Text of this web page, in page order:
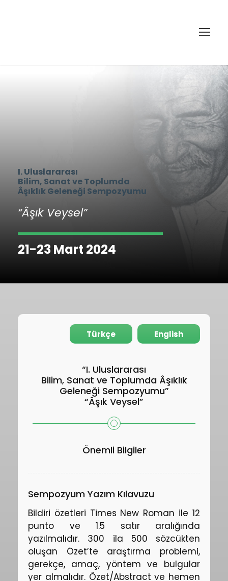
I. Uluslararası
Bilim, Sanat ve Toplumda
Âşıklık Geleneği Sempozyumu
“Âşık Veysel”
21-23 Mart 2024
Türkçe English
“I. Uluslararası
Bilim, Sanat ve Toplumda Âşıklık
Geleneği Sempozyumu”
“Âşık Veysel”
Önemli Bilgiler
Sempozyum Yazım Kılavuzu
Bildiri özetleri Times New Roman ile 12
punto ve 1.5 satır aralığında
yazılmalıdır. 300 ila 500 sözcükten
oluşan Özet’te araştırma problemi,
gerekçe, amaç, yöntem ve bulgular
yer almalıdır. Özet/Abstract ve hemen